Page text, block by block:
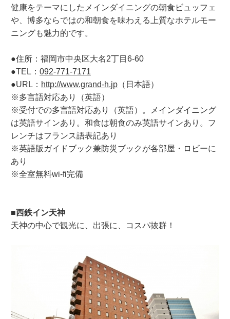
健康をテーマにしたメインダイニングの朝食ビュッフェ
や、博多ならではの和朝食を味わえる上質なホテルモー
ニングも魅力的です。
●住所：福岡市中央区大名2丁目6-60
●TEL： 092-771-7171
●URL： http://www.grand-h.jp （日本語）
※多言語対応あり（英語）
※受付での多言語対応あり（英語）。メインダイニング
は英語サインあり。和食は朝食のみ英語サインあり。フ
レンチはフランス語表記あり
※英語版ガイドブック兼防災ブックが各部屋・ロビーに
あり
※全室無料wi-fi完備
■西鉄イン天神
天神の中心で観光に、出張に、コスパ抜群！